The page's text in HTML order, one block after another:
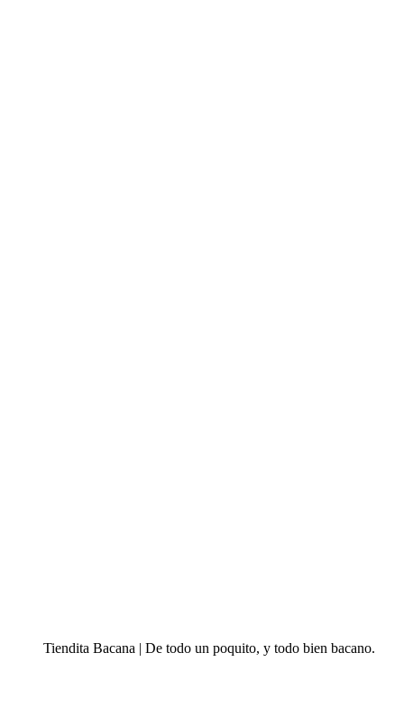
Tiendita Bacana | De todo un poquito, y todo bien bacano.